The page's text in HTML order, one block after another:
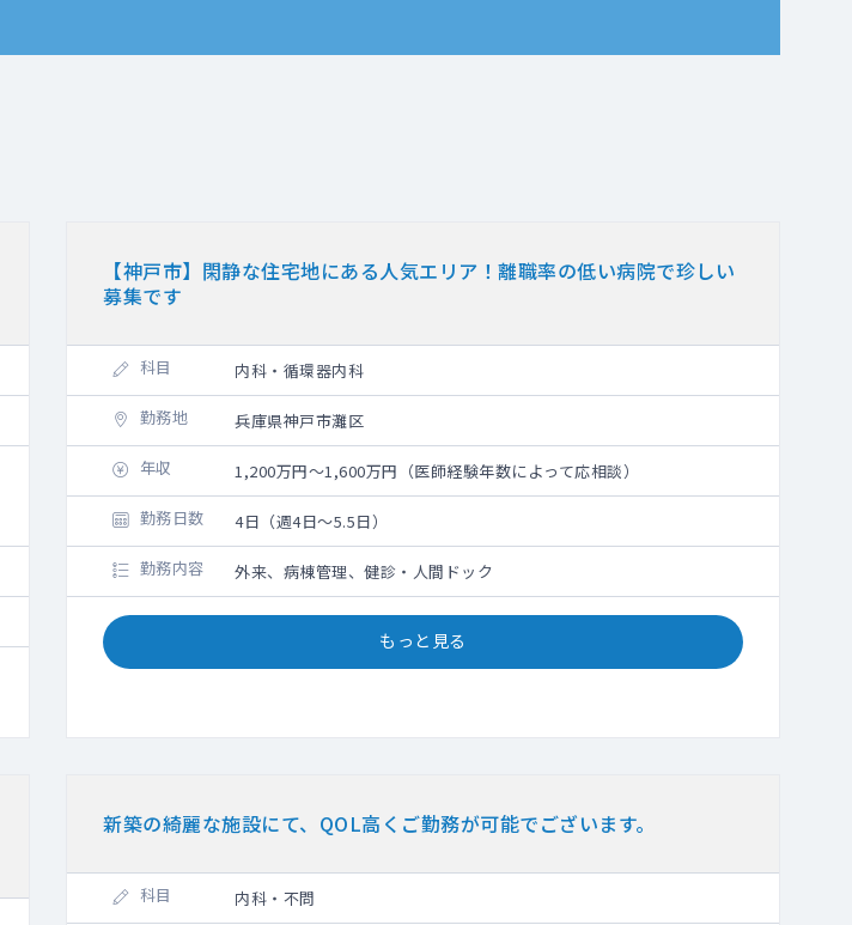
【神戸市】閑静な住宅地にある人気エリア！離職率の低い病院で珍しい
募集です
科目 内科・循環器内科
勤務地 兵庫県神戸市灘区
年収 1,200万円～1,600万円（医師経験年数によって応相談）
勤務日数 4日（週4日～5.5日）
勤務内容 外来、病棟管理、健診・人間ドック
もっと見る
新築の綺麗な施設にて、QOL高くご勤務が可能でございます。
科目 内科・不問